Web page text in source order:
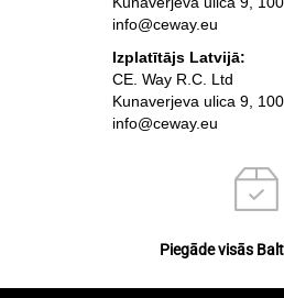
info@ceway.eu
Izplatītājs Latvijā:
CE. Way R.C. Ltd
Kunaverjeva ulica 9,
info@ceway.eu
Piegāde visās